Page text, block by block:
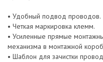
• Удобный подвод проводов.
• Четкая маркировка клемм.
• Усиленные прямые
механизма в монтажной
• Шаблон для зачистки